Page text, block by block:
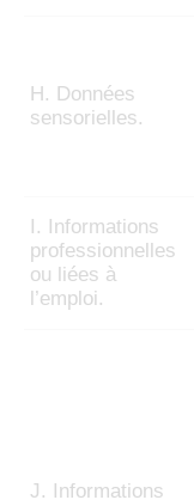
H. Données
sensorielles.
I. Informations
professionnelles
ou liées à
l’emploi.
J. Informations